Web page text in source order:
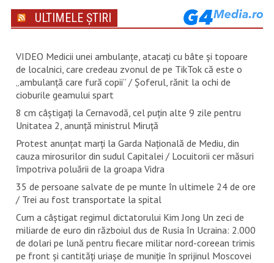
ULTIMELE ȘTIRI
VIDEO Medicii unei ambulanțe, atacați cu bâte și topoare
de localnici, care credeau zvonul de pe TikTok că este o
„ambulanță care fură copii” / Șoferul, rănit la ochi de
cioburile geamului spart
8 cm câștigați la Cernavodă, cel puțin alte 9 zile pentru
Unitatea 2, anunță ministrul Miruță
Protest anunțat marți la Garda Națională de Mediu, din
cauza mirosurilor din sudul Capitalei / Locuitorii cer măsuri
împotriva poluării de la groapa Vidra
35 de persoane salvate de pe munte în ultimele 24 de ore
/ Trei au fost transportate la spital
Cum a câștigat regimul dictatorului Kim Jong Un zeci de
miliarde de euro din războiul dus de Rusia în Ucraina: 2.000
de dolari pe lună pentru fiecare militar nord-coreean trimis
pe front și cantități uriașe de muniție în sprijinul Moscovei